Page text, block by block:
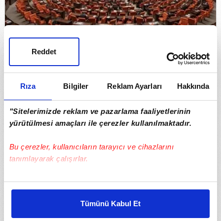
Rıza Bilgiler Reklam Ayarları Hakkında
"Sitelerimizde reklam ve pazarlama faaliyetlerinin
yürütülmesi amaçları ile çerezler kullanılmaktadır.
Bu çerezler, kullanıcıların tarayıcı ve cihazlarını
tanımlayarak çalışırlar.
Bu çerezlere izin vermeniz halinde sizlere özel
daha iyi reklam deneyimi yaşatabiliriz. Bunu yaparken
amacımızın size daha iyi bir reklam deneyimi sunmak
Tümünü Kabul Et
Reddet
Suça sürüklenen çocuklara ilişkin kanun teklifi
TBMM Genel Kurulunda kabul edildi